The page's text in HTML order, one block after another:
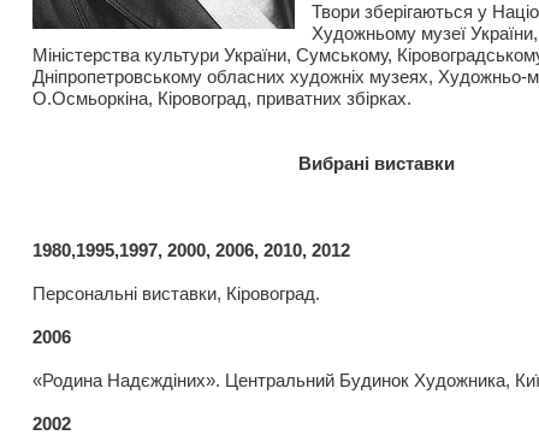
Твори зберігаються у
Художньому музеї України,
Міністерства культури України, Сумському,
Дніпропетровському обласних художніх музеях, Художньо-
О.Осмьоркіна, Кіровоград, приватних збірках.
Вибрані виставки
1980,1995,1997, 2000, 2006, 2010, 2012
Персональні виставки, Кіровоград.
2006
«Родина Надєждіних». Центральний Будинок Художника,
2002